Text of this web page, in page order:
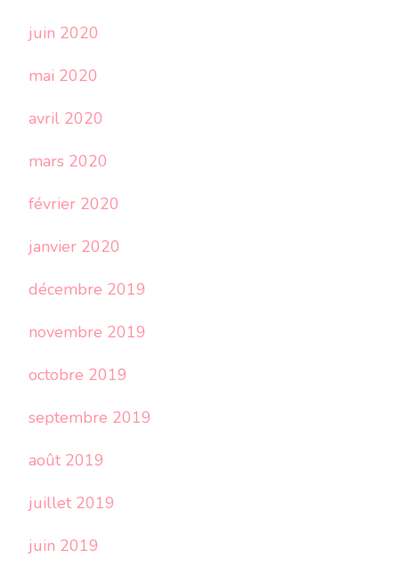
juin 2020
mai 2020
avril 2020
mars 2020
février 2020
janvier 2020
décembre 2019
novembre 2019
octobre 2019
septembre 2019
août 2019
juillet 2019
juin 2019